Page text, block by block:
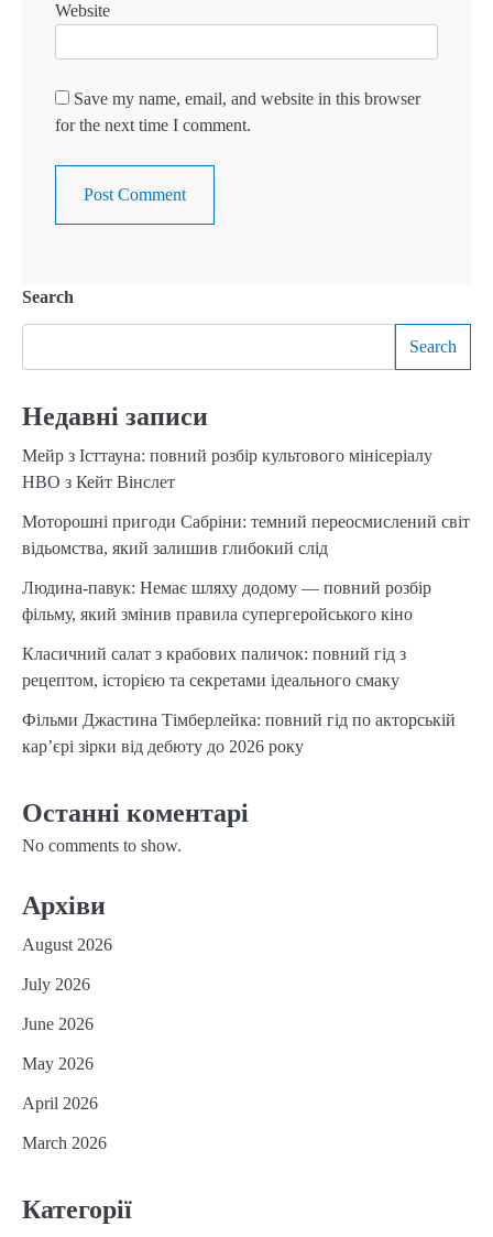
Website
Save my name, email, and website in this browser
for the next time I comment.
Search
Search
Недавні записи
Мейр з Істтауна: повний розбір культового мінісеріалу
HBO з Кейт Вінслет
Моторошні пригоди Сабріни: темний переосмислений світ
відьомства, який залишив глибокий слід
Людина-павук: Немає шляху додому — повний розбір
фільму, який змінив правила супергеройського кіно
Класичний салат з крабових паличок: повний гід з
рецептом, історією та секретами ідеального смаку
Фільми Джастина Тімберлейка: повний гід по акторській
кар’єрі зірки від дебюту до 2026 року
Останні коментарі
No comments to show.
Архіви
August 2026
July 2026
June 2026
May 2026
April 2026
March 2026
Категорії